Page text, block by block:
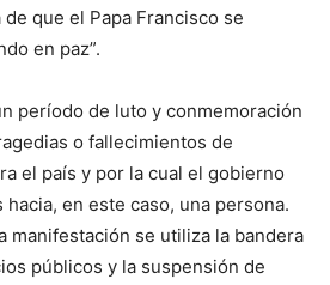
que el Papa Francisco se
en paz”.
período de luto y conmemoración
o fallecimientos de
el país y por la cual el gobierno
en este caso, una persona.
manifestación se utiliza la bandera
públicos y la suspensión de